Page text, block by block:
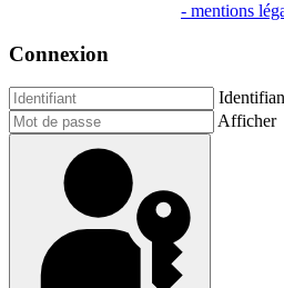
- mentions
Connexion
Afficher